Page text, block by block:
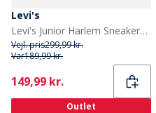
Levi's
Levi's Junior Harlem Sneakers Sort/Sort 0562 Black Black 0562
Vejl. pris299,99 kr.
Var189,99 kr.
Current
149,99 kr.
Outlet